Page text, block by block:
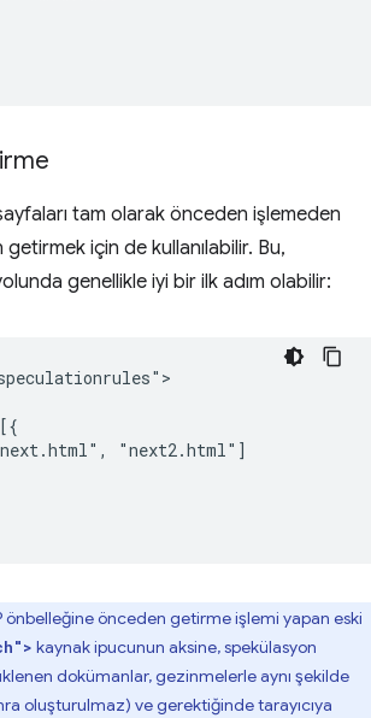
tam olarak önceden işlemeden
için de kullanılabilir. Bu,
genellikle iyi bir ilk adım olabilir:
"next2.html"]
önbelleğine önceden getirme işlemi yapan eski
kaynak ipucunun aksine, spekülasyon
dokümanlar, gezinmelerle aynı şekilde
oluşturulmaz) ve gerektiğinde tarayıcıya